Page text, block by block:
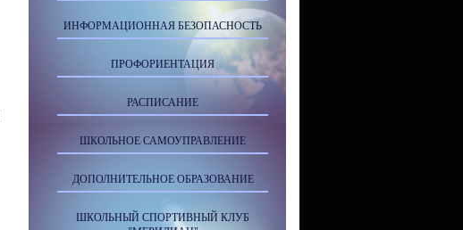
ИНФОРМАЦИОННАЯ БЕЗОПАСНОСТЬ
ПРОФОРИЕНТАЦИЯ
РАСПИСАНИЕ
ШКОЛЬНОЕ САМОУПРАВЛЕНИЕ
ДОПОЛНИТЕЛЬНОЕ ОБРАЗОВАНИЕ
ШКОЛЬНЫЙ СПОРТИВНЫЙ КЛУБ